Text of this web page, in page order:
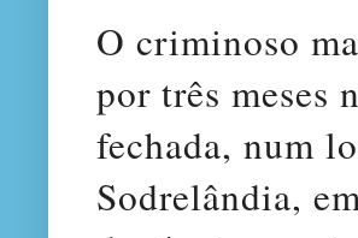
O criminoso
por três meses
fechada, num
Sodrelândia,